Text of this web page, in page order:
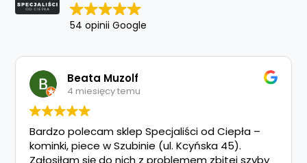
54 opinii Google
Beata Muzolf
4 miesięcy temu
Bardzo polecam sklep Specjaliści od Ciepła –
kominki, piece w Szubinie (ul. Kcyńska 45).
Zgłosiłam się do nich z problemem zbitej szyby